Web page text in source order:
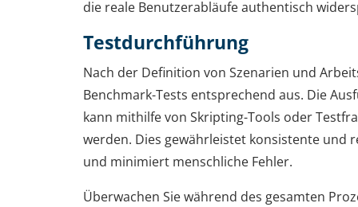
die reale Benutzerabläufe authentisch
Testdurchführung
Nach der Definition von Szenarien und
Benchmark-Tests entsprechend aus. Die
kann mithilfe von Skripting-Tools oder
werden. Dies gewährleistet konsistente und
und minimiert menschliche Fehler.
Überwachen Sie während des gesamten